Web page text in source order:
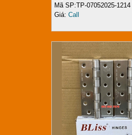
Mã SP:TP-07052025-1214
Giá: Call